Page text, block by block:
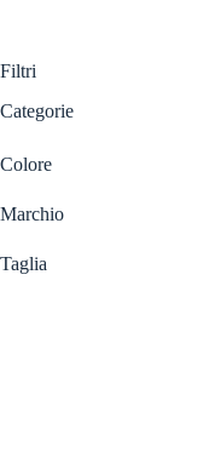
Filtri
Categorie
Colore
Marchio
Taglia